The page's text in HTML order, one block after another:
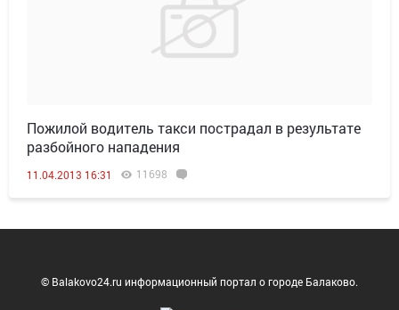
Пожилой водитель такси пострадал в результате
разбойного нападения
11.04.2013 16:31 11698
© Balakovo24.ru информационный портал о городе Балаково.